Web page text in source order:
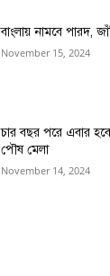
বাংলায় নামবে পারদ,
November 15, 2024
চার বছর পরে এবার
পৌষ মেলা
November 14, 2024